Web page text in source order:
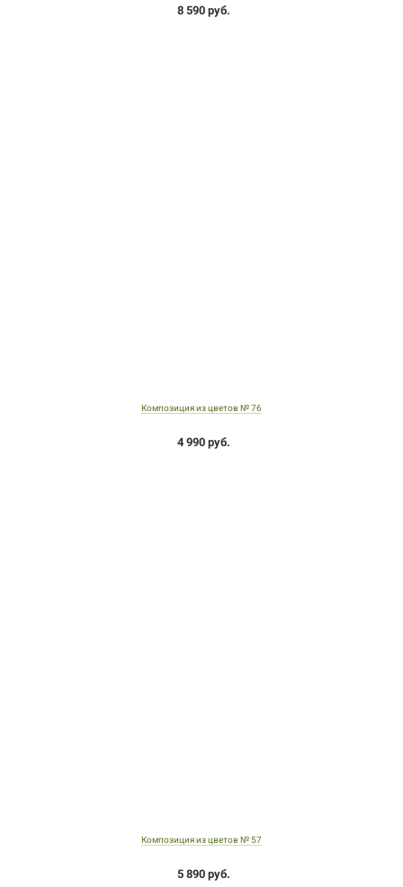
8 590 руб.
Композиция из цветов № 76
4 990 руб.
Композиция из цветов № 57
5 890 руб.